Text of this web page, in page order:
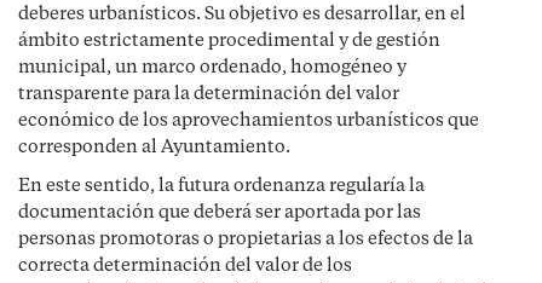
deberes urbanísticos. Su objetivo es desarrollar, en el
ámbito estrictamente procedimental y de gestión
municipal, un marco ordenado, homogéneo y
transparente para la determinación del valor
económico de los aprovechamientos urbanísticos que
corresponden al Ayuntamiento.
En este sentido, la futura ordenanza regularía la
documentación que deberá ser aportada por las
personas promotoras o propietarias a los efectos de la
correcta determinación del valor de los